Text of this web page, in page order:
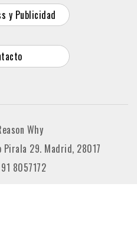
y Publicidad
Why
Pirala 29. Madrid, 28017
91 8057172